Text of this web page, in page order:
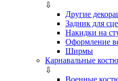
⇩
Другие
Задник для
Накидки на
Оформление
Ширмы
Карнавальные
⇩
Военные